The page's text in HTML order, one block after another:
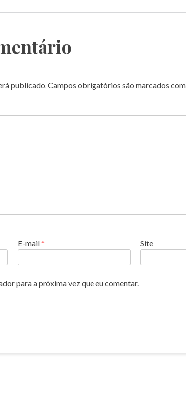
publicado.Campos obrigatórios são marcados com
E-mail* Site
para a próxima vez que eu comentar.